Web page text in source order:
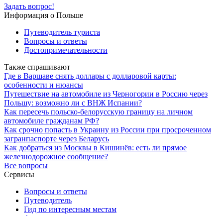
Задать вопрос!
Информация о Польше
Путеводитель туриста
Вопросы и ответы
Достопримечательности
Также спрашивают
Где в Варшаве снять доллары с долларовой карты:
особенности и нюансы
Путешествие на автомобиле из Черногории в Россию через
Польшу: возможно ли с ВНЖ Испании?
Как пересечь польско-белорусскую границу на личном
автомобиле гражданам РФ?
Как срочно попасть в Украину из России при просроченном
загранпаспорте через Беларусь
Как добраться из Москвы в Кишинёв: есть ли прямое
железнодорожное сообщение?
Все вопросы
Сервисы
Вопросы и ответы
Путеводитель
Гид по интересным местам